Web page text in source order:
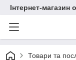
Інтернет-
Товари та